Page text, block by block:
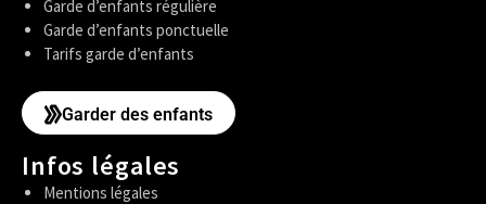
Garde d’enfants régulière
Garde d’enfants ponctuelle
Tarifs garde d’enfants
Garder des enfants
Infos légales
Mentions légales